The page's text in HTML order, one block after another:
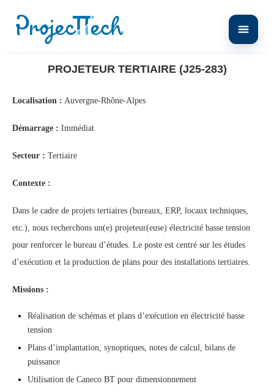
PROJETEUR TERTIAIRE (J25-283)
Localisation : Auvergne-Rhône-Alpes
Démarrage : Immédiat
Secteur : Tertiaire
Contexte :
Dans le cadre de projets tertiaires (bureaux, ERP, locaux techniques,
etc.), nous recherchons un(e) projeteur(euse) électricité basse tension
pour renforcer le bureau d’études. Le poste est centré sur les études
d’exécution et la production de plans pour des installations tertiaires.
Missions :
Réalisation de schémas et plans d’exécution en électricité basse
tension
Plans d’implantation, synoptiques, notes de calcul, bilans de
puissance
Utilisation de Caneco BT pour dimensionnement